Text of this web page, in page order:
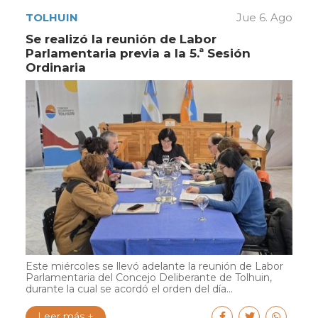
TOLHUIN Jue 6. Ago
Se realizó la reunión de Labor
Parlamentaria previa a la 5.ª Sesión
Ordinaria
Este miércoles se llevó adelante la reunión de Labor
Parlamentaria del Concejo Deliberante de Tolhuin,
durante la cual se acordó el orden del día...